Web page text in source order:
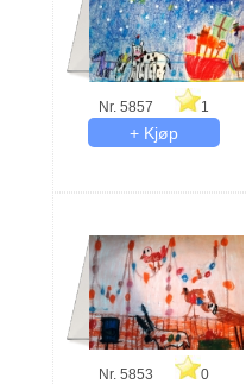
Nr. 5857 1
Nr. 5853 0